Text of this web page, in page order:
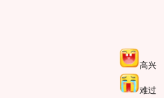
高兴
难过